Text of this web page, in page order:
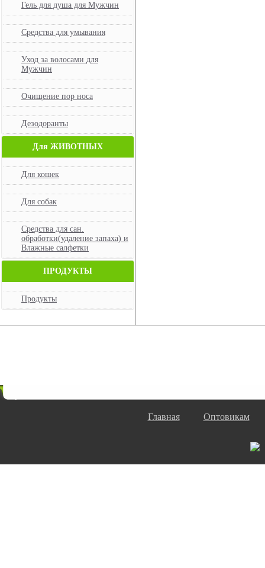
Гель для душа для Мужчин
Средства для умывания
Уход за волосами для
Мужчин
Очищение пор носа
Дезодоранты
Для ЖИВОТНЫХ
Для кошек
Для собак
Средства для сан.
обработки(удаление запаха) и
Влажные салфетки
ПРОДУКТЫ
Продукты
Главная Оптовикам